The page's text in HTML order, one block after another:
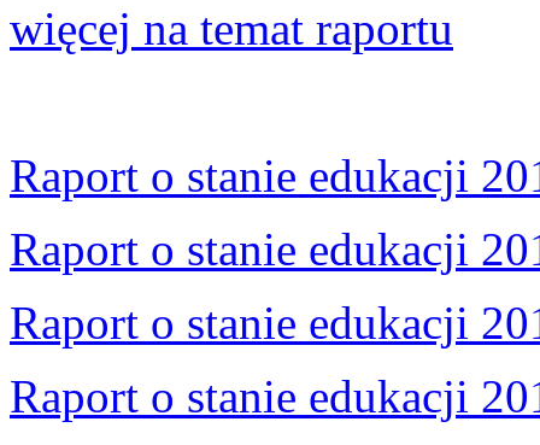
więcej na temat raportu
Raport o stanie edukacji
Raport o stanie edukacji
Raport o stanie edukacji
Raport o stanie edukacji